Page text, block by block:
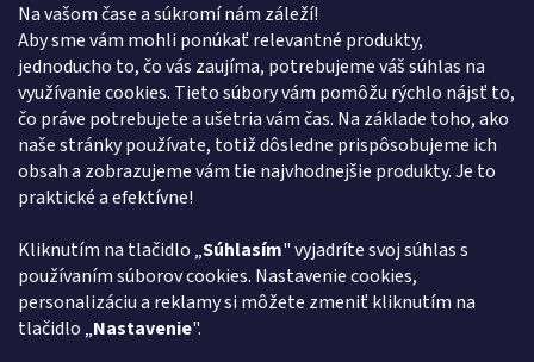
Na vašom čase a súkromí nám záleží!
Aby sme vám mohli ponúkať relevantné produkty,
jednoducho to, čo vás zaujíma, potrebujeme váš súhlas na
využívanie cookies. Tieto súbory vám pomôžu rýchlo nájsť to,
čo práve potrebujete a ušetria vám čas. Na základe toho, ako
naše stránky používate, totiž dôsledne prispôsobujeme ich
obsah a zobrazujeme vám tie najvhodnejšie produkty. Je to
praktické a efektívne!
Kliknutím na tlačidlo „Súhlasím" vyjadríte svoj súhlas s
používaním súborov cookies. Nastavenie cookies,
personalizáciu a reklamy si môžete zmeniť kliknutím na
tlačidlo „Nastavenie".
Kontakt
obchod@ euroshopy.sk
0911 931 019
0911 931 019
Facebook Euroshopy
Prijímame online platby